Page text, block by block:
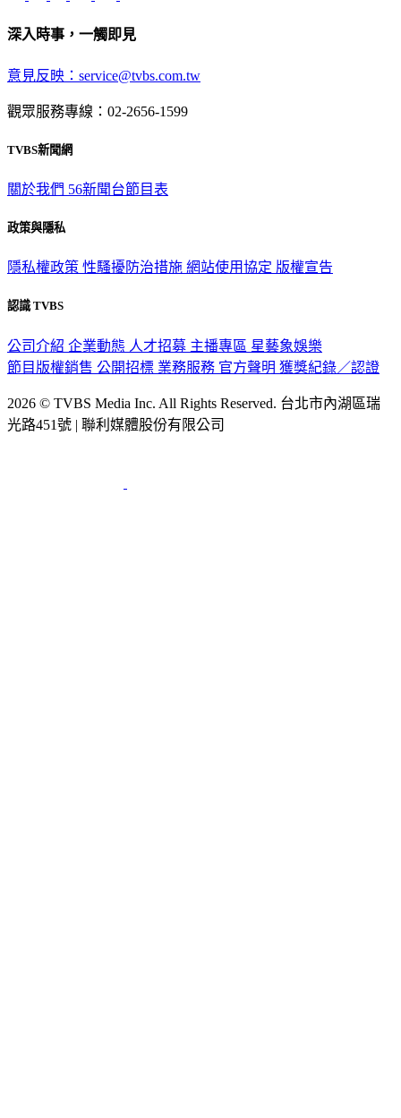
深入時事，一觸即見
意見反映：service@tvbs.com.tw
觀眾服務專線：02-2656-1599
TVBS新聞網
關於我們 56新聞台節目表
政策與隱私
隱私權政策 性騷擾防治措施 網站使用協定 版權宣告
認識 TVBS
公司介紹 企業動態 人才招募 主播專區 星藝象娛樂
節目版權銷售 公開招標 業務服務 官方聲明 獲獎紀錄／認證
2026 © TVBS Media Inc. All Rights Reserved. 台北市內湖區瑞
光路451號 | 聯利媒體股份有限公司